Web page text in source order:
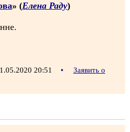
» (Елена Раду)
20:51 •
Заявить о